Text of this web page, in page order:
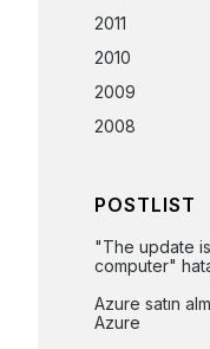
2011
2010
2009
2008
POSTLIST
"The update
computer"
Azure satın
Azure